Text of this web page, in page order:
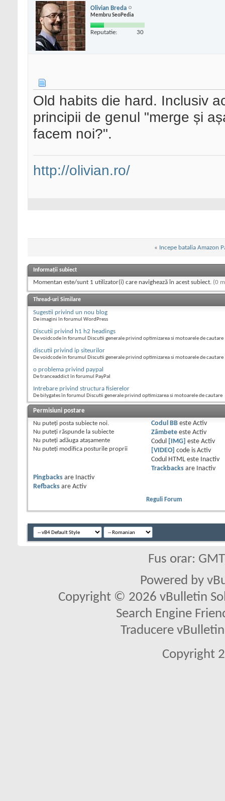
Olivian Breda
Membru SeoPedia
Reputatie: 30
Old habits die hard. Inclusiv
principii de genul "merge și
facem noi?".
http://olivian.ro/
« Incepe batalia Amazon
Informații subiect
Momentan este/sunt 1 utilizator(i) care navighează în acest subiect. (0
Thread-uri Similare
Sugestii privind un nou blog
De imagini în forumul WordPress
Discutii privind h1 h2 headings
De voidcode în forumul Discutii generale privind optimizarea si motoarele de cautare
discutii privind ip siteurilor
De voidcode în forumul Discutii generale privind optimizarea si motoarele de cautare
o problema privind paypal
De tranceaddict în forumul PayPal
Intrebare privind structura fisierelor
De bilygates în forumul Discutii generale privind optimizarea si motoarele de cautare
Permisiuni postare
Nu puteţi posta subiecte noi.
Nu puteţi răspunde la subiecte
Nu puteţi adăuga ataşamente
Nu puteţi modifica posturile proprii
Codul BBeste Activ
Zâmbeteeste Activ
Codul
[IMG] este Activ
[VIDEO]
code is Activ
Codul HTML este
Inactiv
Trackbacksare
Inactiv
Pingbacks are
Inactiv
Refbacks are Activ
Reguli Forum
Fus orar:
Powered by
Copyright © 2026 vBulletin
Search Engine
Traducere
Copyright